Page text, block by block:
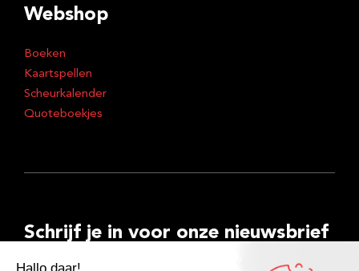
Webshop
Boeken
Kaartspellen
Scheurkalender
Quoteboekjes
Schrijf je in voor onze nieuwsbrief